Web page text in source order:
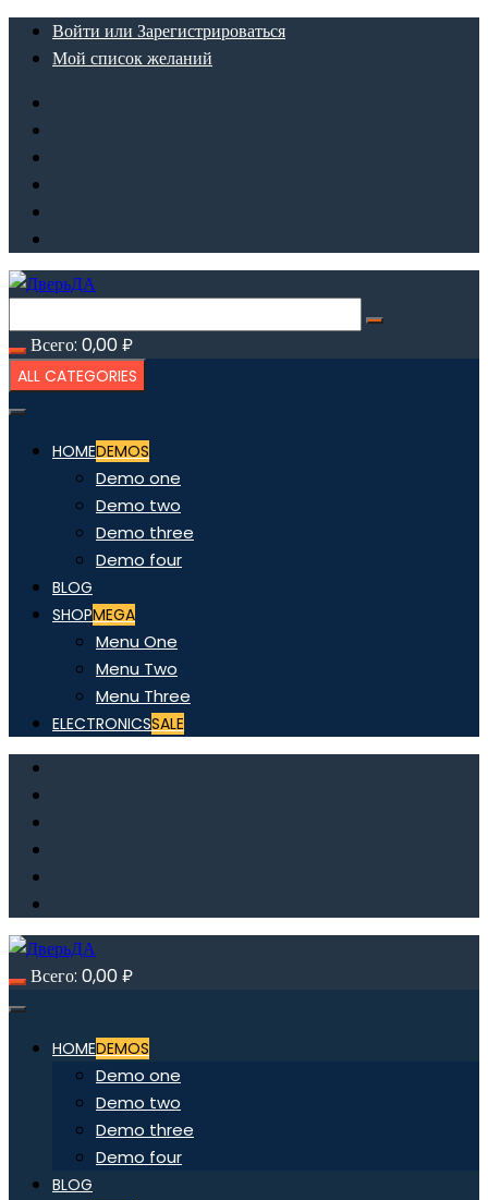
ПерейтиВойти или Зарегистрироваться
Мой список желаний
Всего: 0,00₽
ALL CATEGORIES
HOMEDEMOS
Demo one
Demo two
Demo three
Demo four
BLOG
SHOPMEGA
Menu One
Menu Two
Menu Three
ELECTRONICSSALE
Всего: 0,00₽
HOMEDEMOS
Demo one
Demo two
Demo three
Demo four
BLOG